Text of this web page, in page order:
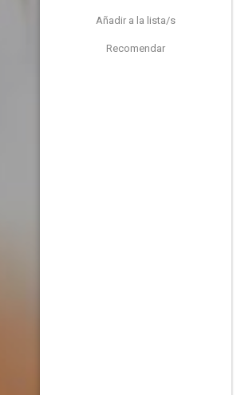
Añadir a la lista/s
Recomendar